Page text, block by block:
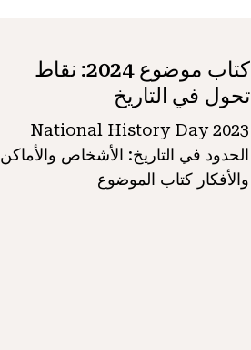
كتاب موضوع 2024: نقاط
تحول في التاريخ
National History Day 2023
الحدود في التاريخ: الأشخاص والأماكن
والأفكار كتاب الموضوع